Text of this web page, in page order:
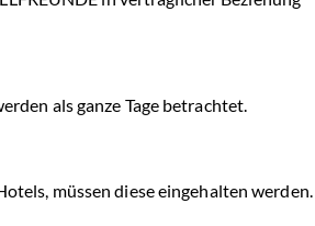
als ganze Tage betrachtet.
müssen diese eingehalten werden.